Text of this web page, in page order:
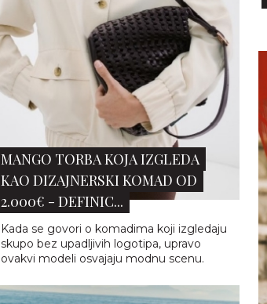
BOAT BAG: POVRATAK KLASIKA IZ
’90-IH KOJI OVOG LETA POSTAJE
Ako je modni svet ikada imao fazu
nostalgije, onda je trenutno živi pun
kapacitet.